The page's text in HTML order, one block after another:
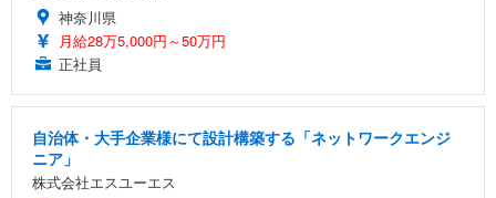
神奈川県
月給28万5,000円～50万円
正社員
自治体・大手企業様にて設計構築する「ネットワークエンジ
ニア」
株式会社エスユーエス